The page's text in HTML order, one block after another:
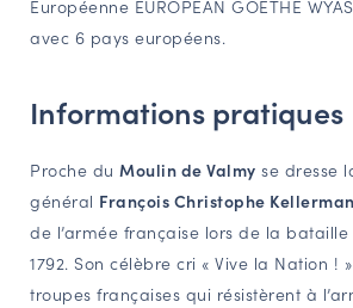
Service Inventaire et Patrimoines de la
VOUS ÊTES…
Responsables de structures
Étudiants & chercheurs
Européenne EUROPEAN GOETHE
avec 6 pays européens.
Informations pratiques
Proche du Moulin de Valmy se dresse
général François Christophe
de l’armée française lors de la
1792. Son célèbre cri « Vive la Nation !
troupes françaises qui résistèrent à